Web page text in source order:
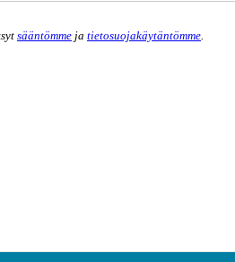
sääntömme ja tietosuojakäytäntömme.